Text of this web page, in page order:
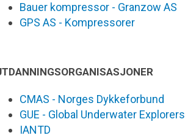
Bauer kompressor - Granzow AS
GPS AS - Kompressorer
CMAS - Norges Dykkeforbund
GUE - Global Underwater Explorers
IANTD